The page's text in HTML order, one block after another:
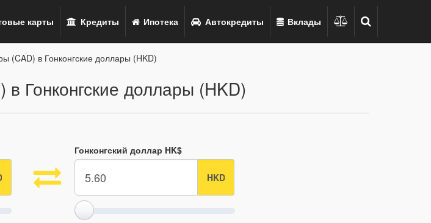
карты Кредиты Ипотека Автокредиты Вклады
(CAD) в Гонконгские доллары (HKD)
Гонконгские доллары (HKD)
Гонконгский доллар HK$